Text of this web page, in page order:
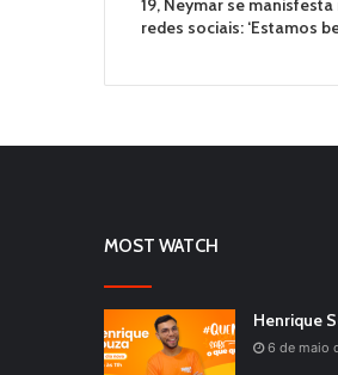
19, Neymar se manisfesta
redes sociais: ‘Estamos
MOST WATCH
Henrique
6 de maio